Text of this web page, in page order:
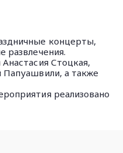
концерты,
развлечения.
Стоцкая,
Папуашвили, а также
реализовано